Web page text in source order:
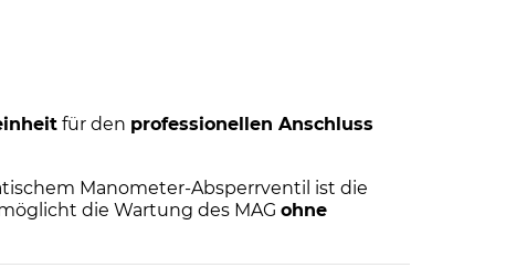
für den professionellen Anschluss
Manometer-Absperrventil ist die
die Wartung des MAG ohne